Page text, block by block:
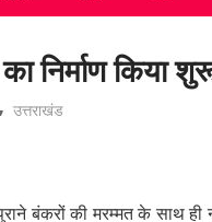
निर्माण किया
उत्तराखंड
बंकरों की मरम्मत के साथ ही